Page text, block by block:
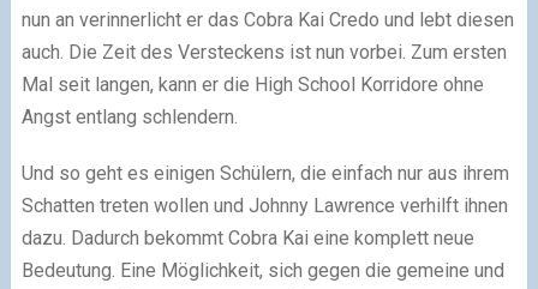
nun an verinnerlicht er das Cobra Kai Credo und lebt diesen
auch. Die Zeit des Versteckens ist nun vorbei. Zum ersten
Mal seit langen, kann er die High School Korridore ohne
Angst entlang schlendern.
Und so geht es einigen Schülern, die einfach nur aus ihrem
Schatten treten wollen und Johnny Lawrence verhilft ihnen
dazu. Dadurch bekommt Cobra Kai eine komplett neue
Bedeutung. Eine Möglichkeit, sich gegen die gemeine und